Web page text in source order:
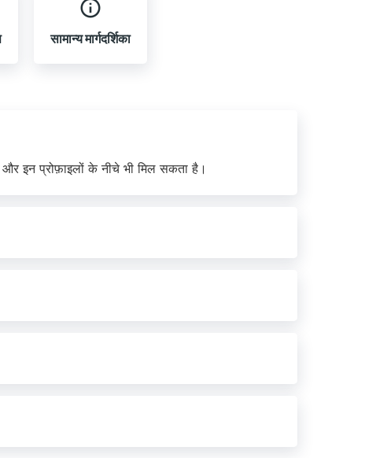
सामान्य मार्गदर्शिका
इन प्रोफ़ाइलों के नीचे भी मिल सकता है।